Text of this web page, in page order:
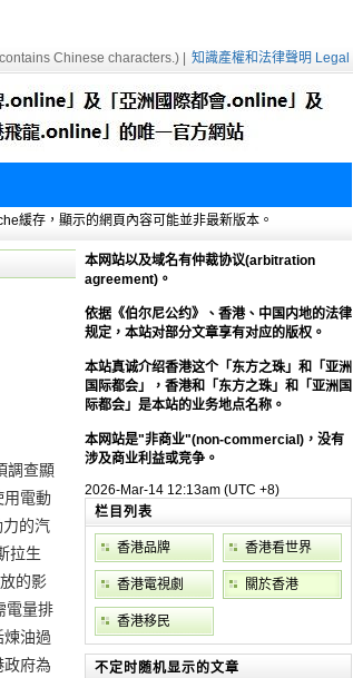
Chinese characters.) | 知識產權和法律聲明 Legal
緩存，顯示的網頁內容可能並非最新版本。
調查顯
用電動
的汽
拉生
的影
電量排
油過
府為
本网站以及域名有仲裁协议(arbitration
agreement)。
依据《伯尔尼公约》、香港、中国内地的法律
规定，本站对部分文章享有对应的版权。
本站真诚介绍香港这个「东方之珠」和「亚洲
国际都会」，香港和「东方之珠」和「亚洲国
际都会」是本站的业务地点名称。
本网站是"非商业"(non-commercial)，没有
涉及商业利益或竞争。
2026-Mar-14 12:13am (UTC +8)
栏目列表
香港品牌 香港看世界
香港電視劇 關於香港
香港移民
不定时随机显示的文章